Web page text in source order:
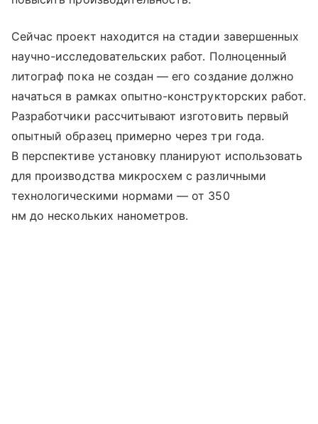
Сейчас проект находится на стадии завершенных
научно-исследовательских работ. Полноценный
литограф пока не создан — его создание должно
начаться в рамках опытно-конструкторских работ.
Разработчики рассчитывают изготовить первый
опытный образец примерно через три года.
В перспективе установку планируют использовать
для производства микросхем с различными
технологическими нормами — от 350
нм до нескольких нанометров.